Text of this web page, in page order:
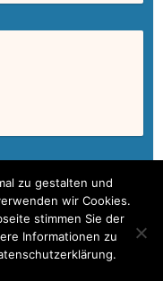
by ColorlibPowered by
Ocean.
zu gestalten und
wir Cookies.
stimmen Sie der
Informationen zu